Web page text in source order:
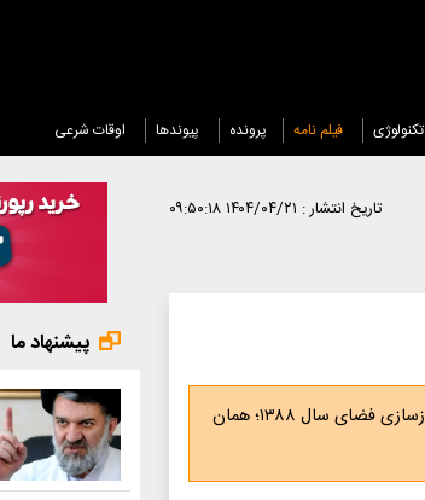
تکنولوژی فیلم نامه پرونده پیوندها اوقات شرعی
تاریخ انتشار : ۱۴۰۴/۰۴/۲۱ ۰۹:۵۰:۱۸
بیانیه اخیر میرحسین موسوی نه تنها بوی همدلی نمی‌دهد، بلکه انگار تلاشی است برای بازسازی فضای سال ۱۳۸۸؛ همان
پیشنهاد ما